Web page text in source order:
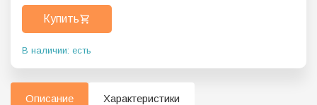
Купить
В наличии: есть
Описание Характеристики